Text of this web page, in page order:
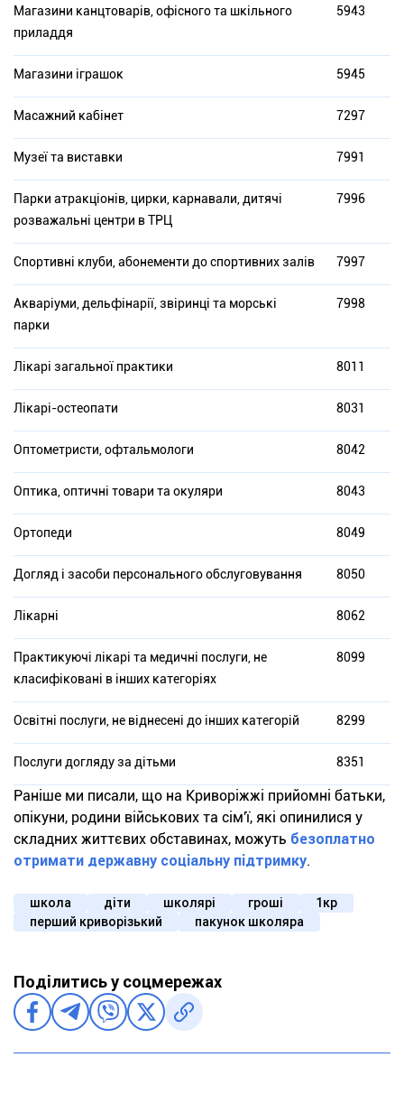
Магазини канцтоварів, офісного та шкільного
приладдя
5943
Магазини іграшок 5945
Масажний кабінет 7297
Музеї та виставки 7991
Парки атракціонів, цирки, карнавали, дитячі
розважальні центри в ТРЦ
7996
Спортивні клуби, абонементи до спортивних залів 7997
Акваріуми, дельфінарії, звіринці та морські
парки
7998
Лікарі загальної практики 8011
Лікарі-остеопати 8031
Оптометристи, офтальмологи 8042
Оптика, оптичні товари та окуляри 8043
Ортопеди 8049
Догляд і засоби персонального обслуговування 8050
Лікарні 8062
Практикуючі лікарі та медичні послуги, не
класифіковані в інших категоріях
8099
Освітні послуги, не віднесені до інших категорій 8299
Послуги догляду за дітьми 8351
Раніше ми писали, що на Криворіжжі прийомні батьки,
опікуни, родини військових та сім'ї, які опинилися у
складних життєвих обставинах, можуть безоплатно
отримати державну соціальну підтримку.
школа діти школярі гроші
1кр
перший криворізький
пакунок школяра
Поділитись у соцмережах